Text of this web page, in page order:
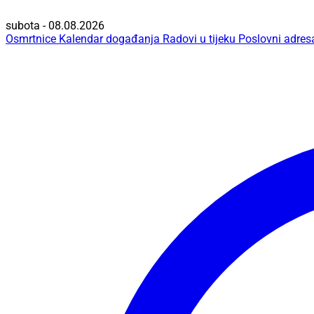
subota - 08.08.2026
Osmrtnice Kalendar događanja Radovi u tijeku Poslovni